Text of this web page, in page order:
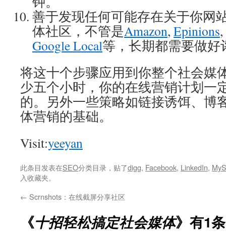
善于发现任何可能存在关于你网
体社区，不管是Amazon, Epinions,
Google Local等，长期都需要做好
将这十个步骤应用到你整个社会媒
少五个小时，你的在线营销计划一
的。另外一些策略如链接诱饵、博
体营销的基础。
Visit:yeeyan
此条目发表在SEO分类目录，贴了digg, Facebook, LinkedIn,
入收藏夹。
← Scrnshots：在线截屏分享社区
《十招轻松搞定社会媒体》有1